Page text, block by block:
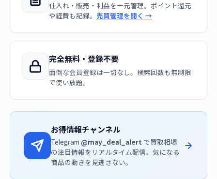
仕入れ・販売・利益を一元管理。ポイント還元
や経費も記録。 売買管理を開く →
完全無料・登録不要
面倒な会員登録は一切なし。検索回数も無制限
で使い放題。
お得情報チャンネル
Telegram @may_deal_alert で買取相場
の注目情報をリアルタイム配信。気になる
商品の動きを見逃さない。